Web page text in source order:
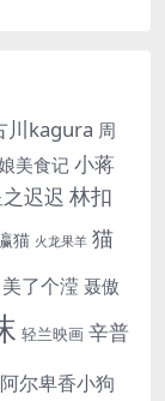
川kagura 周
美食记 小蒋
迟迟 林扣
猫 火龙果羊 猫
美了个滢 聂傲
轻兰映画 辛普
阿尔卑香小狗